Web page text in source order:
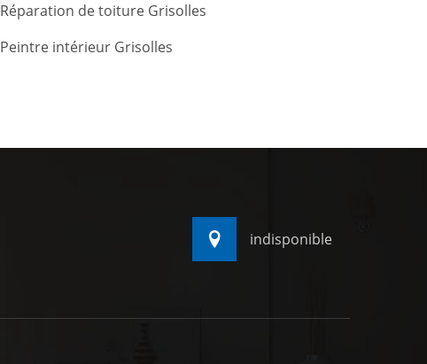
Réparation de toiture Grisolles
Peintre intérieur Grisolles
indisponible